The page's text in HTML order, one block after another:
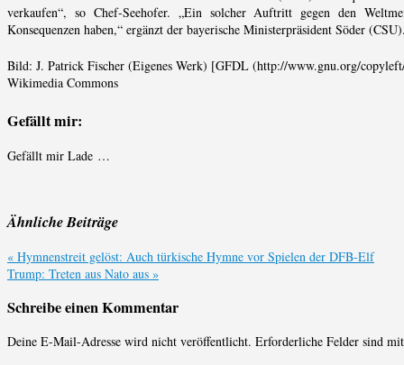
verkaufen“, so Chef-Seehofer. „Ein solcher Auftritt gegen den
Konsequenzen haben,“ ergänzt der bayerische Ministerpräsident Söder
Bild: J. Patrick Fischer (Eigenes Werk) [GFDL (http://www.gnu.org/
Wikimedia Commons
Gefällt mir:
Gefällt mir Lade …
Ähnliche Beiträge
« Hymnenstreit gelöst: Auch türkische Hymne vor Spielen der DFB-Elf
Trump: Treten aus Nato aus »
Schreibe einen Kommentar
Deine E-Mail-Adresse wird nicht veröffentlicht. Erforderliche Felder sind